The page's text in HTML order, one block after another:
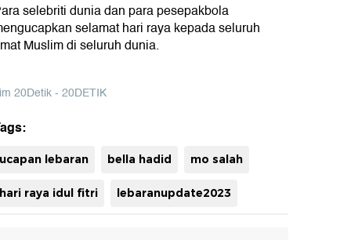
selebriti dunia dan para pesepakbola
selamat hari raya kepada seluruh
Muslim di seluruh dunia.
20Detik - 20DETIK
ucapan lebaran bella hadid mo salah
hari raya idul fitri lebaranupdate2023